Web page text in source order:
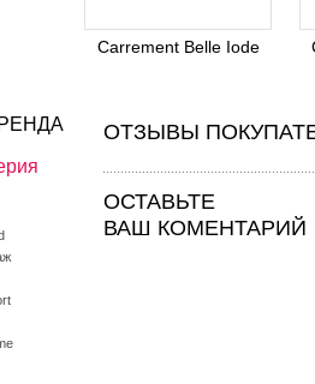
Carrement Belle Iode
ОТЗЫВЫ
ОСТАВЬТЕ
ВАШ КОМЕНТАРИЙ